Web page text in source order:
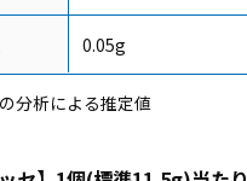
0.05g
分析による推定値